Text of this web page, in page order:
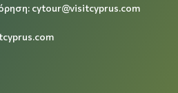
cytour@visitcyprus.com